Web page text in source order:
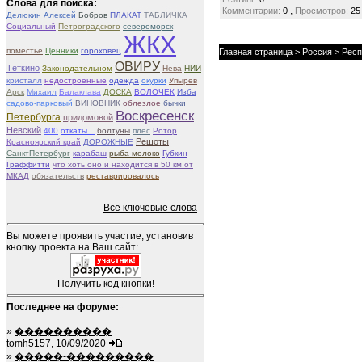
Слова для поиска:
Делюкин Алексей Бобров ПЛАКАТ ТАБЛИЧКА
Социальный Петроградского североморск
поместье Ценники гороховец ЖКХ
Тёткино Законодательном ОВИРУ Нева НИИ
кристалл недостроенные одежда окурки Упырев
Арск Михаил Балаклава ДОСКА ВОЛОЧЕК Изба
садово-парковый ВИНОВНИК облезлое бычки
Петербурга придомовой Воскресенск
Невский 400 откаты... болтуны плес Ротор
Красноярский край ДОРОЖНЫЕ Решоты
СанктПетербург карабаш рыба-молоко Губкин
Граффитти что хоть оно и находится в 50 км от
МКАД обязательств реставрировалось
Все ключевые слова
Вы можете проявить участие, установив
кнопку проекта на Ваш сайт:
Получить код кнопки!
Последнее на форуме:
» ����������
tomh5157, 10/09/2020
» �����-���������
Комментарии: 0 , Просмотров: 25
Главная страница > Россия >